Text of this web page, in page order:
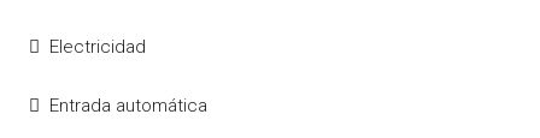
Electricidad
Entrada automática